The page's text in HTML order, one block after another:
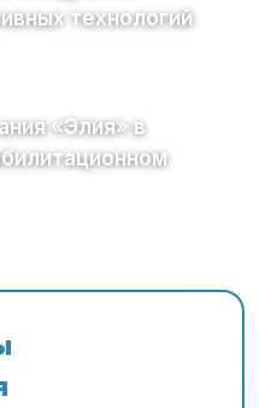
технологий
«Элия» в